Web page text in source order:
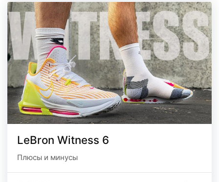
LeBron Witness 6
Плюсы и минусы